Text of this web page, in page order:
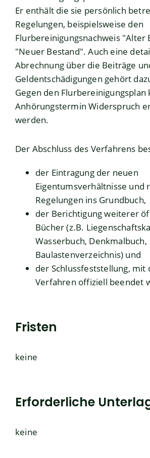
Er enthält die sie persönlich
Regelungen, beispielsweise den
Flurbereinigungsnachweis "Alter
"Neuer Bestand". Auch eine
Abrechnung über die Beiträge
Geldentschädigungen gehört
Gegen den Flurbereinigungsplan
Anhörungstermin Widerspruch
werden.
Der Abschluss des Verfahrens
der Eintragung der neuen
Eigentumsverhältnisse und
Regelungen ins Grundbuch,
der Berichtigung weiterer
Bücher (z.B.
Wasserbuch, Denkmalbuch,
Baulastenverzeichnis) und
der Schlussfeststellung, mit
Verfahren offiziell beendet
Fristen
keine
Erforderliche
keine